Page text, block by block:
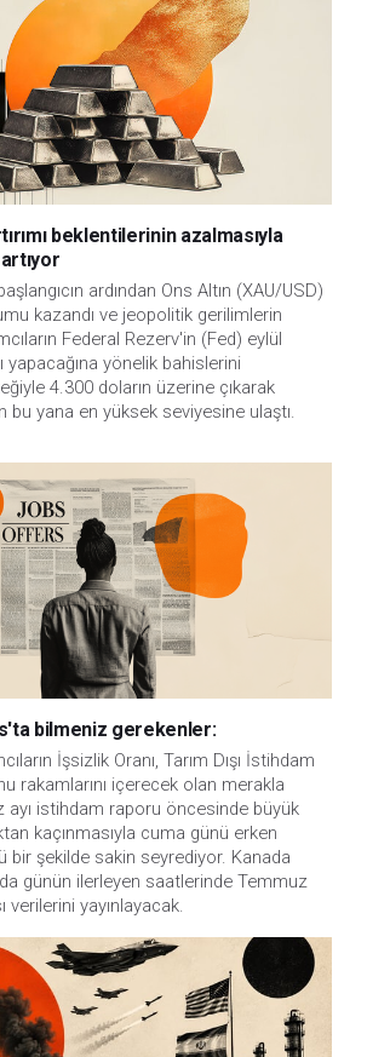
beklentilerinin azalmasıyla
ardından Ons Altın (XAU/USD)
kazandı ve jeopolitik gerilimlerin
Federal Rezerv'in (Fed) eylül
yapacağına yönelik bahislerini
4.300 doların üzerine çıkarak
bu yana en yüksek seviyesine ulaştı.
bilmeniz gerekenler:
İşsizlik Oranı, Tarım Dışı İstihdam
rakamlarını içerecek olan merakla
ayı istihdam raporu öncesinde büyük
kaçınmasıyla cuma günü erken
bir şekilde sakin seyrediyor. Kanada
günün ilerleyen saatlerinde Temmuz
verilerini yayınlayacak.